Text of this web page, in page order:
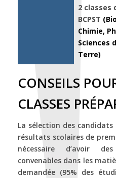
2 classes
BCPST
Chimie,
Sciences
Terre)
CONSEILS
CLASSES
La sélection des
résultats scolaires de
nécessaire d’avoir
convenables dans les
demandée (95% des